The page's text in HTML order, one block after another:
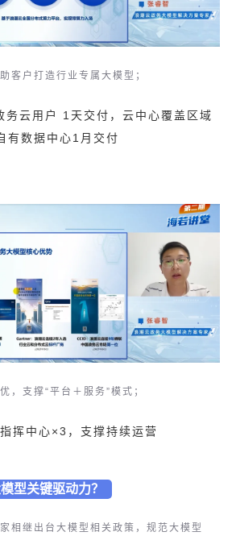
客户打造行业专属大模型；
务云用户 1天交付，云中心覆盖区域
有数据中心1月交付
，支撑“平台＋服务”模式；
挥中心×3，支撑持续运营
型关键驱动力？
相继出台大模型相关政策，规范大模型